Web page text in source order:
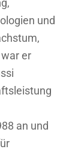
und
er
an und